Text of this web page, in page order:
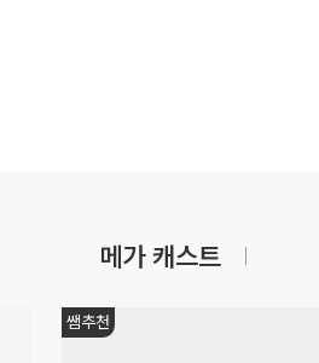
메가 캐스트
쌤추천